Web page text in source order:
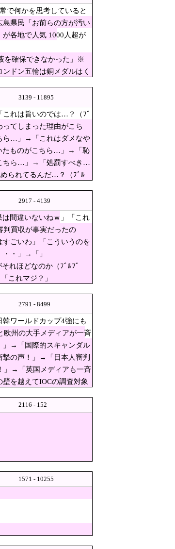
絶賛、これが
も準備
！
州の大手メディア
各地で人気 1000人
の回答がコチラ → ｗｗｗ
態
い」と声明
ー番組の最終回を
かってところがリ
てしまった理由が
他人事発言と突っ込み殺
男性研究者は……
ック爆弾搭載！
確保できなかっ
で何かを思考していると
県民「お前らの方が汚い
が各地で人気 1000人超が
を確保できなかった」※
ドン五輪は銅メダルはく
3139 - 11895
れは旨いのでは…？（ﾌﾞ
てしまった理由がこち
ら…」→「これはダメなや
たものがこちら…」→「恥
ちら…」→「処罰すべき…
られてるんだ…？（ﾌﾞﾙ
2917 - 4139
間違いないねｗ」「これ
判買収が事実だったの
ー協会解散しよう」
ごいわ」「こういうのを
」
・・」→「」
れほどなのか（ﾌﾞﾙﾌﾞ
」
これマジ？」
2791 - 8499
ワールドカップ4強にも
欧州の大手メディアが一斉
」→「国際的スキャンダル
撃の声！」→「日本人審判
」→「英国メディアも一斉
を越えてIOCの調査対象
2116 - 152
1571 - 10255